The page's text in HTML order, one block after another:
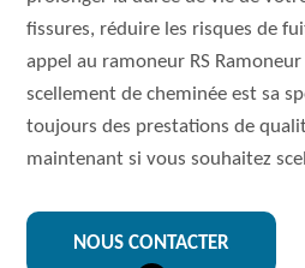
fissures, réduire les risques de
appel au ramoneur RS
scellement de cheminée est sa
toujours des prestations de
maintenant si vous souhaitez
NOUS CONTACTER